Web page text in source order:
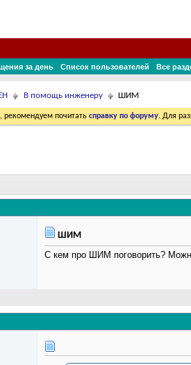
за день Список пользователей Все
В помощь инженеру ШИМ
рекомендуем почитать справку по форуму. Для
ШИМ
С кем про ШИМ поговорить?